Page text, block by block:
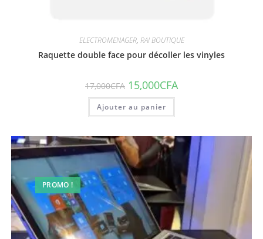
ELECTROMENAGER, RAI BOUTIQUE
Raquette double face pour décoller les vinyles
17,000CFA 15,000CFA
Ajouter au panier
PROMO !